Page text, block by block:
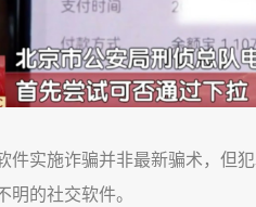
件实施诈骗并非最新骗术，但
的社交软件。